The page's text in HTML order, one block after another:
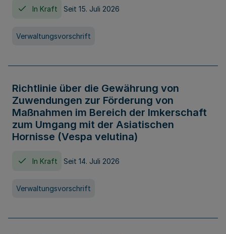
In Kraft Seit 15. Juli 2026
Verwaltungsvorschrift
Richtlinie über die Gewährung von
Zuwendungen zur Förderung von
Maßnahmen im Bereich der Imkerschaft
zum Umgang mit der Asiatischen
Hornisse (Vespa velutina)
In Kraft Seit 14. Juli 2026
Verwaltungsvorschrift